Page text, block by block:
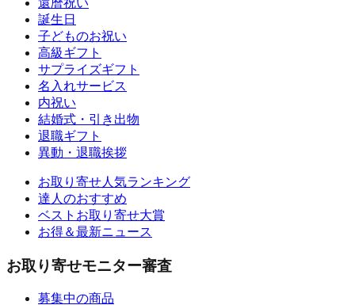
誕生日
子どものお祝い
高級ギフト
サプライズギフト
名入れサービス
内祝い
結婚式・引き出物
退職ギフト
異動・退職挨拶
お取り寄せ人気ランキング
達人のおすすめ
ベストお取り寄せ大賞
お得＆最新ニュース
お取り寄せモニター審査
募集中の商品